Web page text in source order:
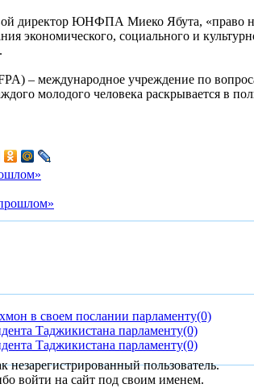
директор ЮНФПА Миеко Ябута, «право
экономического, социального и
– международное учреждение по
молодого человека раскрывается в
в своем послании парламенту(0)
Таджикистана парламенту(0)
Таджикистана парламенту(0)
пользователь.
войти на сайт под своим именем.